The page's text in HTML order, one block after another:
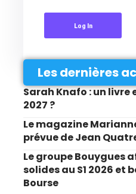
Log In
Les dernières
Sarah Knafo : un livre
2027 ?
Le magazine
prévue de Jean
Le groupe Bouygues
solides au S1 2026 et
Bourse